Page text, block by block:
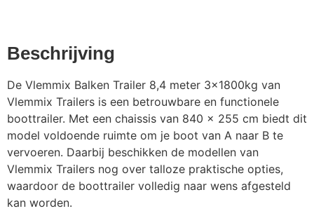
Kielrol kantelsysteem
Lichtmetalen velg 14inch €211,75
Neuswiel 60mm
Oogbout voor bevestiging
Beschrijving
De Vlemmix Balken Trailer 8,4 meter 3x1800kg van
Vlemmix Trailers is een betrouwbare en functionele
boottrailer. Met een chaissis van 840 x 255 cm biedt dit
model voldoende ruimte om je boot van A naar B te
vervoeren. Daarbij beschikken de modellen van
Vlemmix Trailers nog over talloze praktische opties,
waardoor de boottrailer volledig naar wens afgesteld
kan worden.